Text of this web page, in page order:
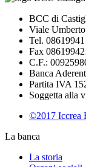
BCC di
Viale
Tel. 08619941
Fax
C.F.:
Banca
Partita IVA
Soggetta alla
©2017 Iccrea
La banca
La storia